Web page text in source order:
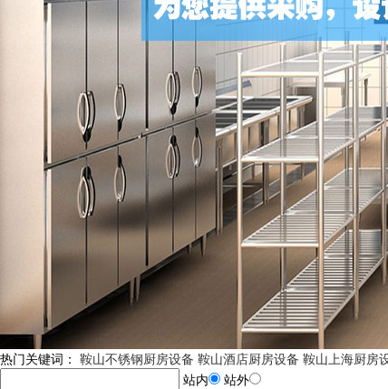
热门关键词： 鞍山不锈钢厨房设备 鞍山酒店厨房设备 鞍山上海厨房
站内
站外